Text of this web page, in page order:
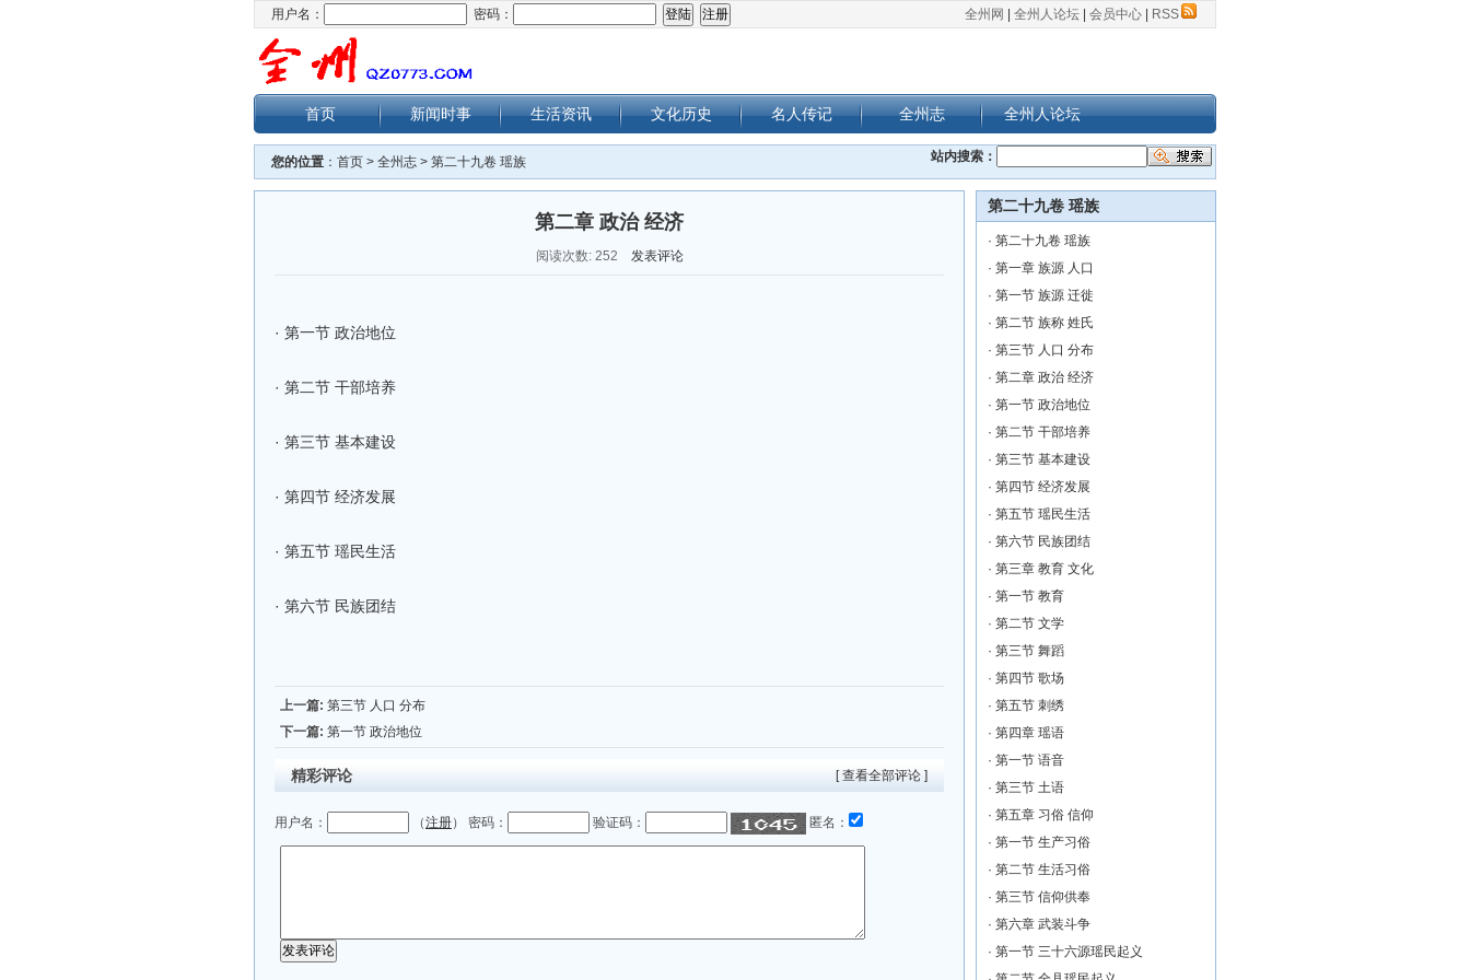
全州网 全州人论坛 会员中心 RSS
用户名： 密码：
首页 新闻时事 生活资讯 文化历史 名人传记 全州志 全州人论坛
您的位置 ： 首页 > 全州志 > 第二十九卷 瑶族 站内搜索：
第二章 政治 经济
阅读次数: 252 发表评论
· 第一节 政治地位
· 第二节 干部培养
· 第三节 基本建设
· 第四节 经济发展
· 第五节 瑶民生活
· 第六节 民族团结
上一篇: 第三节 人口 分布
下一篇: 第一节 政治地位
[ 查看全部评论 ]
精彩评论
用户名： （注册） 密码： 验证码： 匿名：
第二十九卷 瑶族
· 第二十九卷 瑶族
· 第一章 族源 人口
· 第一节 族源 迁徙
· 第二节 族称 姓氏
· 第三节 人口 分布
· 第二章 政治 经济
· 第一节 政治地位
· 第二节 干部培养
· 第三节 基本建设
· 第四节 经济发展
· 第五节 瑶民生活
· 第六节 民族团结
· 第三章 教育 文化
· 第一节 教育
· 第二节 文学
· 第三节 舞蹈
· 第四节 歌场
· 第五节 刺绣
· 第四章 瑶语
· 第一节 语音
· 第三节 土语
· 第五章 习俗 信仰
· 第一节 生产习俗
· 第二节 生活习俗
· 第三节 信仰供奉
· 第六章 武装斗争
· 第一节 三十六源瑶民起义